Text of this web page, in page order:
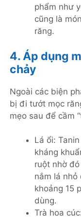
phẩm như
cũng là
răng.
4. Áp dụng
chảy
Ngoài các biện
bị đi tướt mọc
mẹo sau để cầm
Lá ổi:
kháng
ruột nhờ
nắm lá
khoảng 15
dùng.
Trà hoa